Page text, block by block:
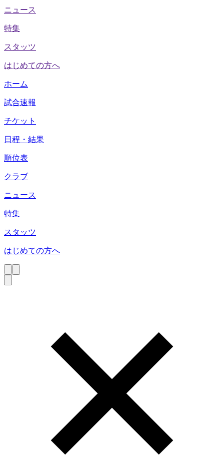
ニュース
特集
スタッツ
はじめての方へ
ホーム
試合速報
チケット
日程・結果
順位表
クラブ
ニュース
特集
スタッツ
はじめての方へ